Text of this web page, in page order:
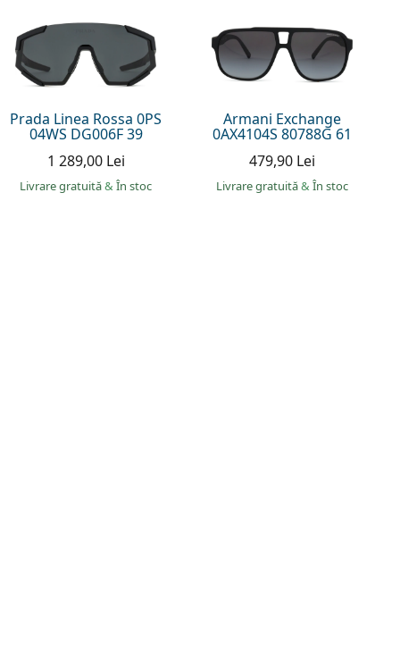
Prada Linea Rossa 0PS
04WS DG006F 39
1 289,00 Lei
Livrare gratuită& În stoc
Armani Exchange
0AX4104S 80788G 61
479,90 Lei
Livrare gratuită& În stoc